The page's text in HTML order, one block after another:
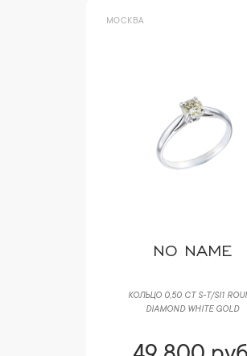
МОСКВА
NO NAME
КОЛЬЦО 0,50 CT S-T/SI1
DIAMOND WHITE GOLD